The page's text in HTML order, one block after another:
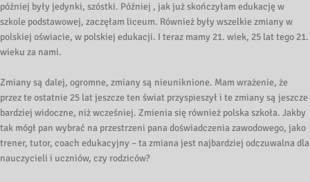
później były jedynki, szóstki. Później , jak już skończyłam edukację w
szkole podstawowej, zaczęłam liceum. Również były wszelkie zmiany w
polskiej oświacie, w polskiej edukacji. I teraz mamy 21. wiek, 25 lat tego 21.
wieku za nami.
Zmiany są dalej, ogromne, zmiany są nieuniknione. Mam wrażenie, że
przez te ostatnie 25 lat jeszcze ten świat przyspieszył i te zmiany są jeszcze
bardziej widoczne, niż wcześniej. Zmienia się również polska szkoła. Jakby
tak mógł pan wybrać na przestrzeni pana doświadczenia zawodowego, jako
trener, tutor, coach edukacyjny – ta zmiana jest najbardziej odczuwalna dla
nauczycieli i uczniów, czy rodziców?